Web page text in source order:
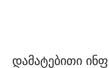
დამატებითი